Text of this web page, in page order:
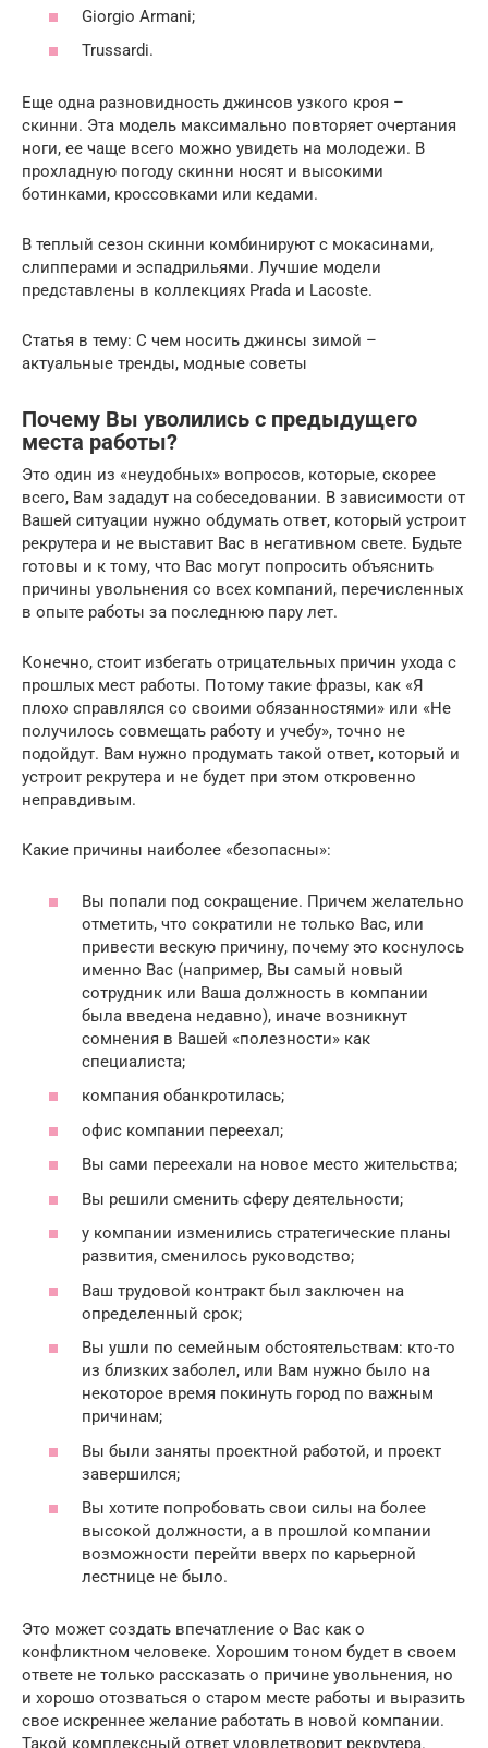
Giorgio Armani;
Trussardi.
Еще одна разновидность джинсов узкого кроя –
скинни. Эта модель максимально повторяет очертания
ноги, ее чаще всего можно увидеть на молодежи. В
прохладную погоду скинни носят и высокими
ботинками, кроссовками или кедами.
В теплый сезон скинни комбинируют с мокасинами,
слипперами и эспадрильями. Лучшие модели
представлены в коллекциях Prada и Lacoste.
Статья в тему: С чем носить джинсы зимой –
актуальные тренды, модные советы
Почему Вы уволились с предыдущего
места работы?
Это один из «неудобных» вопросов, которые, скорее
всего, Вам зададут на собеседовании. В зависимости от
Вашей ситуации нужно обдумать ответ, который устроит
рекрутера и не выставит Вас в негативном свете. Будьте
готовы и к тому, что Вас могут попросить объяснить
причины увольнения со всех компаний, перечисленных
в опыте работы за последнюю пару лет.
Конечно, стоит избегать отрицательных причин ухода с
прошлых мест работы. Потому такие фразы, как «Я
плохо справлялся со своими обязанностями» или «Не
получилось совмещать работу и учебу», точно не
подойдут. Вам нужно продумать такой ответ, который и
устроит рекрутера и не будет при этом откровенно
неправдивым.
Какие причины наиболее «безопасны»:
Вы попали под сокращение. Причем желательно
отметить, что сократили не только Вас, или
привести вескую причину, почему это коснулось
именно Вас (например, Вы самый новый
сотрудник или Ваша должность в компании
была введена недавно), иначе возникнут
сомнения в Вашей «полезности» как
специалиста;
компания обанкротилась;
офис компании переехал;
Вы сами переехали на новое место жительства;
Вы решили сменить сферу деятельности;
у компании изменились стратегические планы
развития, сменилось руководство;
Ваш трудовой контракт был заключен на
определенный срок;
Вы ушли по семейным обстоятельствам: кто-то
из близких заболел, или Вам нужно было на
некоторое время покинуть город по важным
причинам;
Вы были заняты проектной работой, и проект
завершился;
Вы хотите попробовать свои силы на более
высокой должности, а в прошлой компании
возможности перейти вверх по карьерной
лестнице не было.
Это может создать впечатление о Вас как о
конфликтном человеке. Хорошим тоном будет в своем
ответе не только рассказать о причине увольнения, но
и хорошо отозваться о старом месте работы и выразить
свое искреннее желание работать в новой компании.
Такой комплексный ответ удовлетворит рекрутера.